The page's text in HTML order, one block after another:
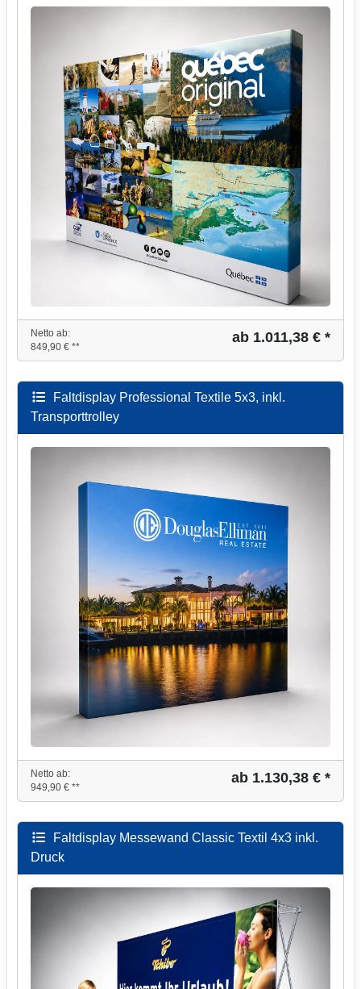
Netto ab:
849,90 € **
ab 1.011,38 € *
Faltdisplay Professional Textile 5x3, inkl.
Transporttrolley
Netto ab:
949,90 € **
ab 1.130,38 € *
Faltdisplay Messewand Classic Textil 4x3 inkl.
Druck